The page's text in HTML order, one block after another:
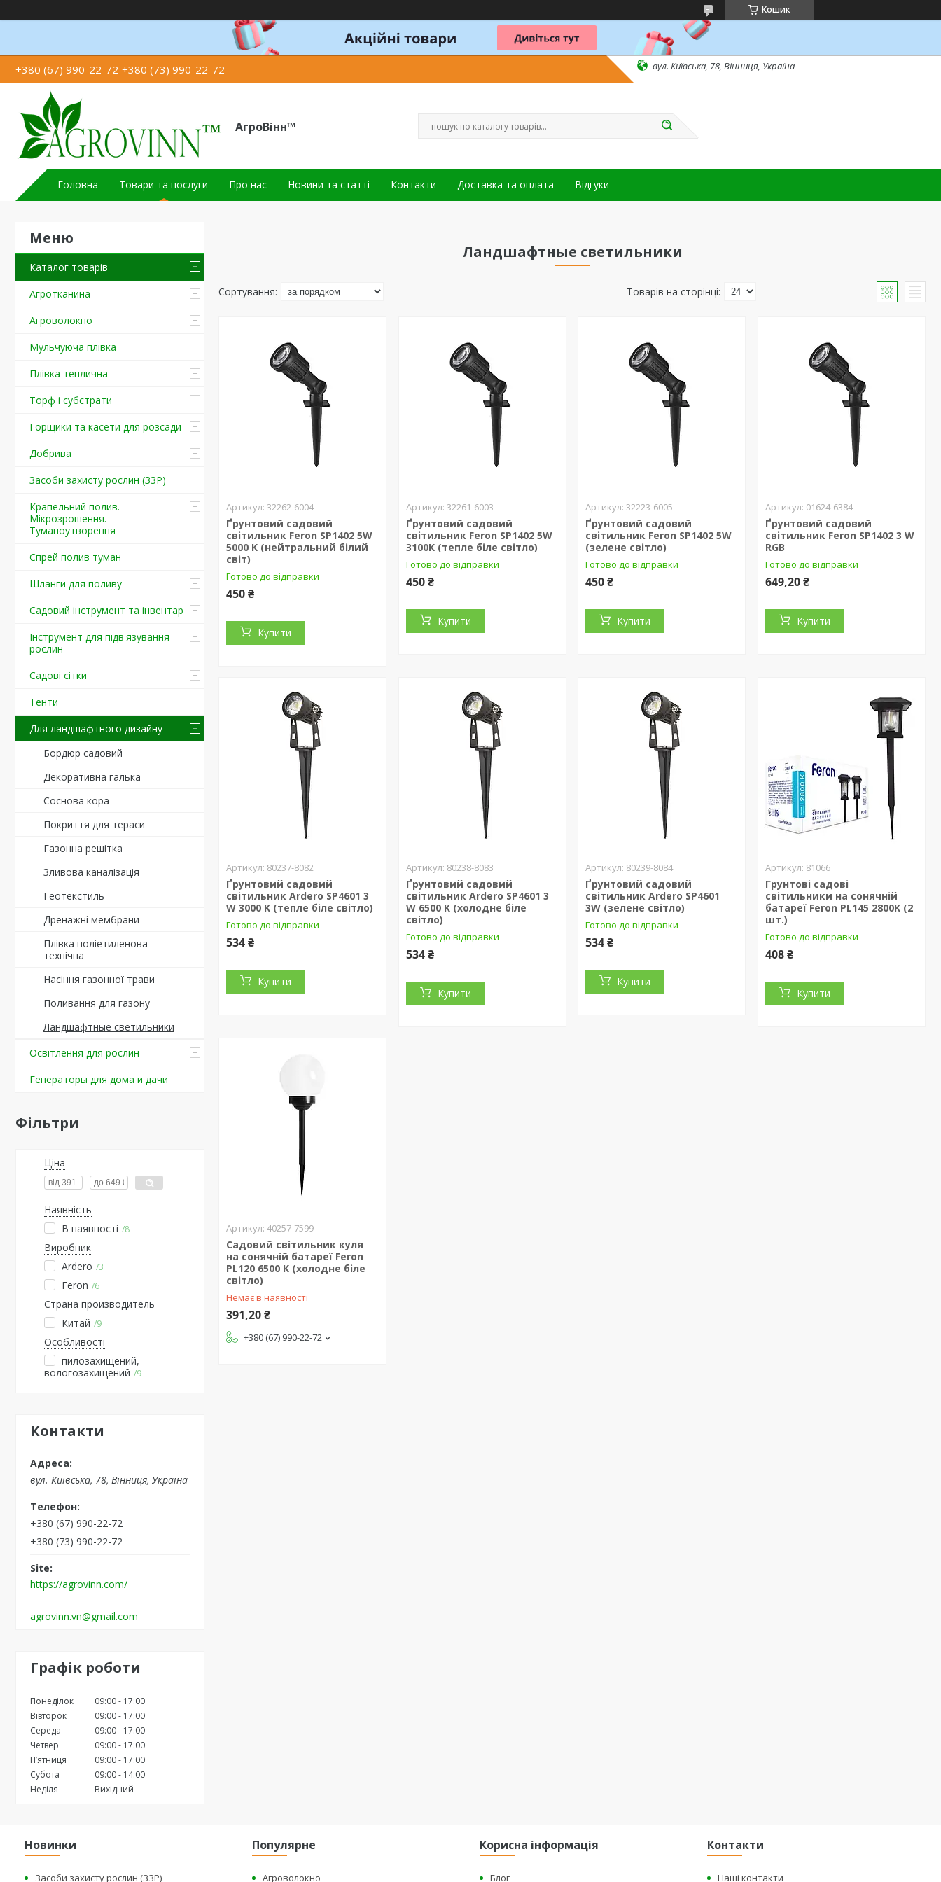
Кошик
+380 (67) 990-22-72 +380 (73) 990-22-72 вул. Київська, 78, Вінниця, Україна
АгроВінн™
Головна Товари та послуги Про нас Новини та статті Контакти Доставка та оплата Відгуки
Каталог товарів
Агротканина
Агроволокно
Мульчуюча плівка
Плівка теплична
Торф і субстрати
Горщики та касети для розсади
Добрива
Засоби захисту рослин (ЗЗР)
Крапельний полив.
Мікрозрошення.
Туманоутворення
Спрей полив туман
Шланги для поливу
Садовий інструмент та інвентар
Інструмент для підв'язування
рослин
Садові сітки
Тенти
Для ландшафтного дизайну
Бордюр садовий
Декоративна галька
Соснова кора
Покриття для тераси
Газонна решітка
Зливова каналізація
Геотекстиль
Дренажні мембрани
Плівка поліетиленова
технічна
Насіння газонної трави
Поливання для газону
Ландшафтные светильники
Освітлення для рослин
Генераторы для дома и дачи
Фільтри
Ціна
Наявність
В наявності
8
Виробник
Ardero 3
Feron 6
Страна производитель
Китай
9
Особливості
пилозахищений,
вологозахищений
9
Контакти
вул. Київська, 78, Вінниця, Україна
+380 (67) 990-22-72
+380 (73) 990-22-72
https://agrovinn.com/
agrovinn.vn@gmail.com
Графік роботи
Понеділок 09:00
17:00
Вівторок
09:00
17:00
Середа
09:00
17:00
Четвер
09:00
17:00
Пʼятниця
09:00
17:00
Субота
09:00
14:00
Неділя
Вихідний
Ландшафтные светильники
32262-6004
Ґрунтовий садовий
світильник Feron SP1402 5W
5000 K (нейтральний білий
світ)
Готово до відправки
450 ₴
Купити
32261-6003
Ґрунтовий садовий
світильник Feron SP1402 5W
3100К (тепле біле світло)
Готово до відправки
450 ₴
Купити
32223-6005
Ґрунтовий садовий
світильник Feron SP1402 5W
(зелене світло)
Готово до відправки
450 ₴
Купити
01624-6384
Ґрунтовий садовий
світильник Feron SP1402 3 W
RGB
Готово до відправки
649,20 ₴
Купити
80237-8082
Ґрунтовий садовий
світильник Ardero SP4601 3
W 3000 K (тепле біле світло)
Готово до відправки
534 ₴
Купити
80238-8083
Ґрунтовий садовий
світильник Ardero SP4601 3
W 6500 K (холодне біле
світло)
Готово до відправки
534 ₴
Купити
80239-8084
Ґрунтовий садовий
світильник Ardero SP4601
3W (зелене світло)
Готово до відправки
534 ₴
Купити
81066
Грунтові садові
світильники на сонячній
батареї Feron PL145 2800K (2
шт.)
Готово до відправки
408 ₴
Купити
40257-7599
Садовий світильник куля
на сонячній батареї Feron
PL120 6500 K (холодне біле
світло)
Немає в наявності
391,20 ₴
+380 (67) 990-22-72
Новинки
Засоби захисту рослин (ЗЗР)
Популярне
Агроволокно
Корисна інформація
Блог
Контакти
Наші контакти